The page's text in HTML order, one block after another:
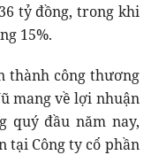
tỷ đồng, trong khi
15%.
thành công thương
mang về lợi nhuận
quý đầu năm nay,
tại Công ty cổ phần